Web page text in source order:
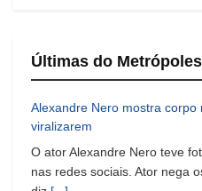
Últimas do Metrópoles
Alexandre Nero mostra corpo
viralizarem
O ator Alexandre Nero teve
nas redes sociais. Ator nega